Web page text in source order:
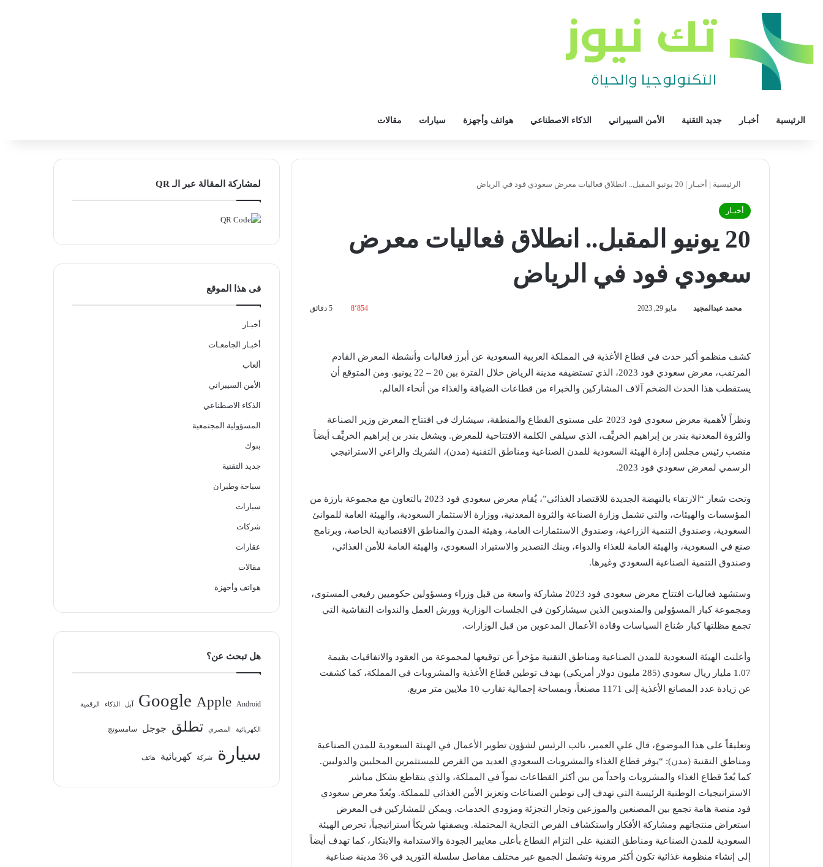
الرئيسية أخبـار جديد التقنية الأمن السيبراني الذكاء الاصطناعي هواتف وأجهزة سيارات مقالات
الرئيسية | أخبـار | 20 يونيو المقبل.. انطلاق فعاليات معرض سعودي فود في الرياض
أخبـار
20 يونيو المقبل.. انطلاق فعاليات معرض
سعودي فود في الرياض
محمد عبدالمجيد مايو 29, 2023 8٬854
كشف منظمو أكبر حدث في قطاع الأغذية في المملكة العربية السعودية عن أبرز فعاليات وأنشطة المعرض القادم
المرتقب، معرض سعودي فود 2023، الذي تستضيفه مدينة الرياض خلال الفترة بين 20 – 22 يونيو. ومن المتوقع أن
يستقطب هذا الحدث الضخم آلاف المشاركين والخبراء من قطاعات الضيافة والغذاء من أنحاء العالم.
ونظراً لأهمية معرض سعودي فود 2023 على مستوى القطاع والمنطقة، سيشارك في افتتاح المعرض وزير الصناعة
والثروة المعدنية بندر بن إبراهيم الخريِّف، الذي سيلقي الكلمة الافتتاحية للمعرض. ويشغل بندر بن إبراهيم الخريِّف أيضاً
منصب رئيس مجلس إدارة الهيئة السعودية للمدن الصناعية ومناطق التقنية (مدن)، الشريك والراعي الاستراتيجي
الرسمي لمعرض سعودي فود 2023.
وتحت شعار “الارتقاء بالنهضة الجديدة للاقتصاد الغذائي”، يُقام معرض سعودي فود 2023 بالتعاون مع مجموعة بارزة من
المؤسسات والهيئات، والتي تشمل وزارة الصناعة والثروة المعدنية، ووزارة الاستثمار السعودية، والهيئة العامة للموانئ
السعودية، وصندوق التنمية الزراعية، وصندوق الاستثمارات العامة، وهيئة المدن والمناطق الاقتصادية الخاصة، وبرنامج
صنع في السعودية، والهيئة العامة للغذاء والدواء، وبنك التصدير والاستيراد السعودي، والهيئة العامة للأمن الغذائي،
وصندوق التنمية الصناعية السعودي وغيرها.
وستشهد فعاليات افتتاح معرض سعودي فود 2023 مشاركة واسعة من قبل وزراء ومسؤولين حكوميين رفيعي المستوى،
ومجموعة كبار المسؤولين والمندوبين الذين سيشاركون في الجلسات الوزارية وورش العمل والندوات النقاشية التي
تجمع مظلتها كبار صُناع السياسات وقادة الأعمال المدعوين من قبل الوزارات.
وأعلنت الهيئة السعودية للمدن الصناعية ومناطق التقنية مؤخراً عن توقيعها لمجموعة من العقود والاتفاقيات بقيمة
1.07 مليار ريال سعودي (285 مليون دولار أمريكي) بهدف توطين قطاع الأغذية والمشروبات في المملكة، كما كشفت
عن زيادة عدد المصانع الأغذية إلى 1171 مصنعاً، وبمساحة إجمالية تقارب 10 ملايين متر مربع.
وتعليقاً على هذا الموضوع، قال علي العمير، نائب الرئيس لشؤون تطوير الأعمال في الهيئة السعودية للمدن الصناعية
ومناطق التقنية (مدن): “يوفر قطاع الغذاء والمشروبات السعودي العديد من الفرص للمستثمرين المحليين والدوليين.
كما يُعدّ قطاع الغذاء والمشروبات واحداً من بين أكثر القطاعات نمواً في المملكة، والذي يتقاطع بشكل مباشر
الاستراتيجيات الوطنية الرئيسة التي تهدف إلى توطين الصناعات وتعزيز الأمن الغذائي للمملكة. ويُعدّ معرض سعودي
فود منصة هامة تجمع بين المصنعين والموزعين وتجار التجزئة ومزودي الخدمات. ويمكن للمشاركين في المعرض
استعراض منتجاتهم ومشاركة الأفكار واستكشاف الفرص التجارية المحتملة. وبصفتها شريكاً استراتيجياً، تحرص الهيئة
السعودية للمدن الصناعية ومناطق التقنية على التزام القطاع بأعلى معايير الجودة والاستدامة والابتكار، كما تهدف أيضاً
إلى إنشاء منظومة غذائية تكون أكثر مرونة وتشمل الجميع عبر مختلف مفاصل سلسلة التوريد في 36 مدينة صناعية
لمشاركة المقالة عبر الـ QR
فى هذا الموقع
أخبـار
أخبـار الجامعـات
ألعاب
الأمن السيبراني
الذكاء الاصطناعي
المسؤولية المجتمعية
بنوك
جديد التقنية
سياحة وطيران
سيارات
شركات
عقارات
مقالات
هواتف وأجهزة
هل تبحث عن؟
Android
Apple
Google آبل الذكاء الرقمية
الكهربائية المصري تطلق جوجل سامسونج
سيارة شركة كهربائية هاتف